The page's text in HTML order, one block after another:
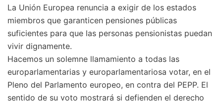
La Unión Europea renuncia a exigir de los estados
miembros que garanticen pensiones públicas
suficientes para que las personas pensionistas puedan
vivir dignamente.
Hacemos un solemne llamamiento a todas las
europarlamentarias y europarlamentariosa votar, en el
Pleno del Parlamento europeo, en contra del PEPP. El
sentido de su voto mostrará si defienden el derecho